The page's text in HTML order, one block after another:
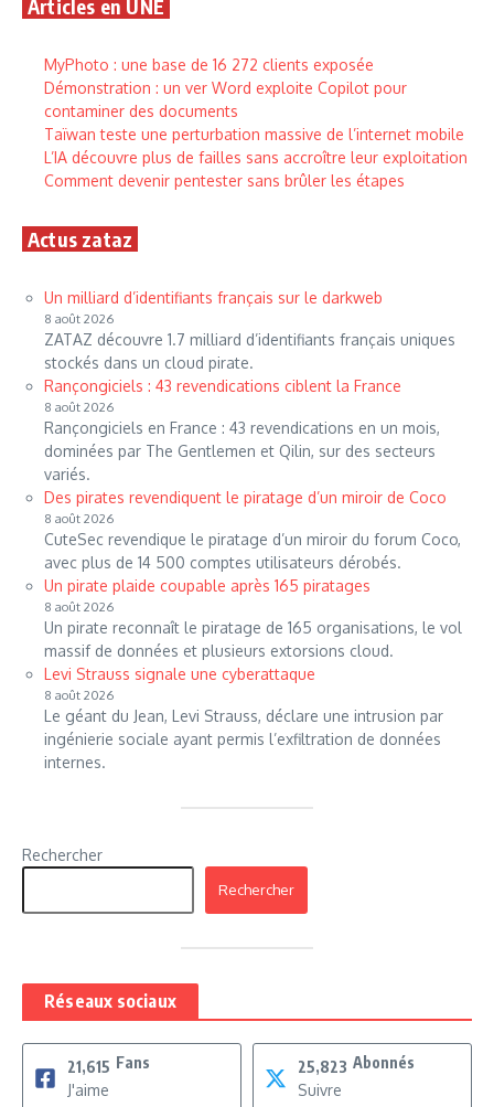
Articles en UNE
MyPhoto : une base de 16 272 clients exposée
Démonstration : un ver Word exploite Copilot pour
contaminer des documents
Taïwan teste une perturbation massive de l’internet mobile
L’IA découvre plus de failles sans accroître leur exploitation
Comment devenir pentester sans brûler les étapes
Actus zataz
Un milliard d’identifiants français sur le darkweb
8 août 2026
ZATAZ découvre 1.7 milliard d’identifiants français uniques
stockés dans un cloud pirate.
Rançongiciels : 43 revendications ciblent la France
8 août 2026
Rançongiciels en France : 43 revendications en un mois,
dominées par The Gentlemen et Qilin, sur des secteurs
variés.
Des pirates revendiquent le piratage d’un miroir de Coco
8 août 2026
CuteSec revendique le piratage d’un miroir du forum Coco,
avec plus de 14 500 comptes utilisateurs dérobés.
Un pirate plaide coupable après 165 piratages
8 août 2026
Un pirate reconnaît le piratage de 165 organisations, le vol
massif de données et plusieurs extorsions cloud.
Levi Strauss signale une cyberattaque
8 août 2026
Le géant du Jean, Levi Strauss, déclare une intrusion par
ingénierie sociale ayant permis l’exfiltration de données
internes.
Rechercher
Rechercher
Réseaux sociaux
21,615 Fans
J'aime
25,823 Abonnés
Suivre